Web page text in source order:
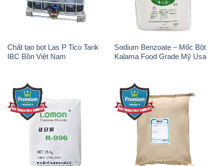
Sodium Tripoly Phosphate –
STPP Prayphos Bỉ Belgium
Sodium Percarbonate Dạng
Bột Trung Quốc China